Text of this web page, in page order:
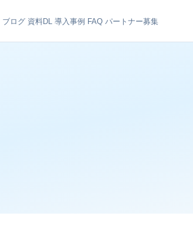
ブログ 資料DL 導入事例 FAQ パートナー募集